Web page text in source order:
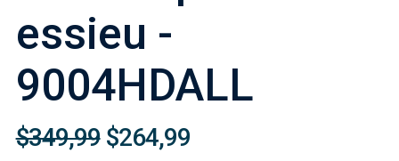
essieu -
9004HDALL
$349,99$264,99